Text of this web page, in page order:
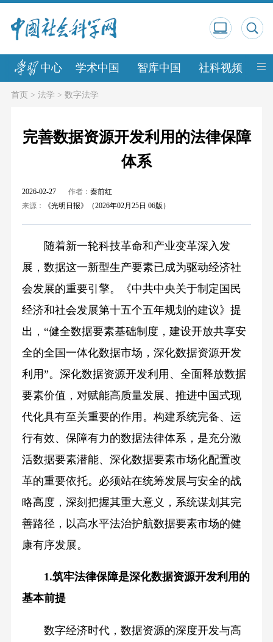
中心 学术中国 智库中国 社科视频 中
首页> 法学 > 数字法学
完善数据资源开发利用的法律保障
体系
2026-02-27 作者： 秦前红
来源：
《光明日报》（2026年02月25日 06版）
随着新一轮科技革命和产业变革深入发
展，数据这一新型生产要素已成为驱动经济社
会发展的重要引擎。《中共中央关于制定国民
经济和社会发展第十五个五年规划的建议》提
出，“健全数据要素基础制度，建设开放共享安
全的全国一体化数据市场，深化数据资源开发
利用”。深化数据资源开发利用、全面释放数据
要素价值，对赋能高质量发展、推进中国式现
代化具有至关重要的作用。构建系统完备、运
行有效、保障有力的数据法律体系，是充分激
活数据要素潜能、深化数据要素市场化配置改
革的重要依托。必须站在统筹发展与安全的战
略高度，深刻把握其重大意义，系统谋划其完
善路径，以高水平法治护航数据要素市场的健
康有序发展。
1.筑牢法律保障是深化数据资源开发利用的
基本前提
数字经济时代，数据资源的深度开发与高